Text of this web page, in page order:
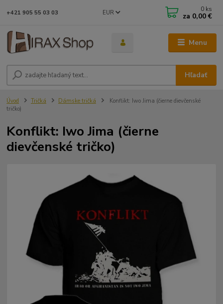
Menu
EUR
Hľadať
+421 905 55 03 03 0 ks
za 0,00 €
Úvod Tričká Dámske tričká
Konflikt: Iwo Jima (čierne dievčenské
tričko)
Konflikt: Iwo Jima (čierne
dievčenské tričko)